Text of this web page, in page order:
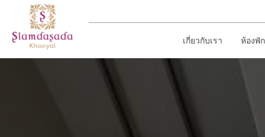
เกี่ยวกับเรา ห้องพัก